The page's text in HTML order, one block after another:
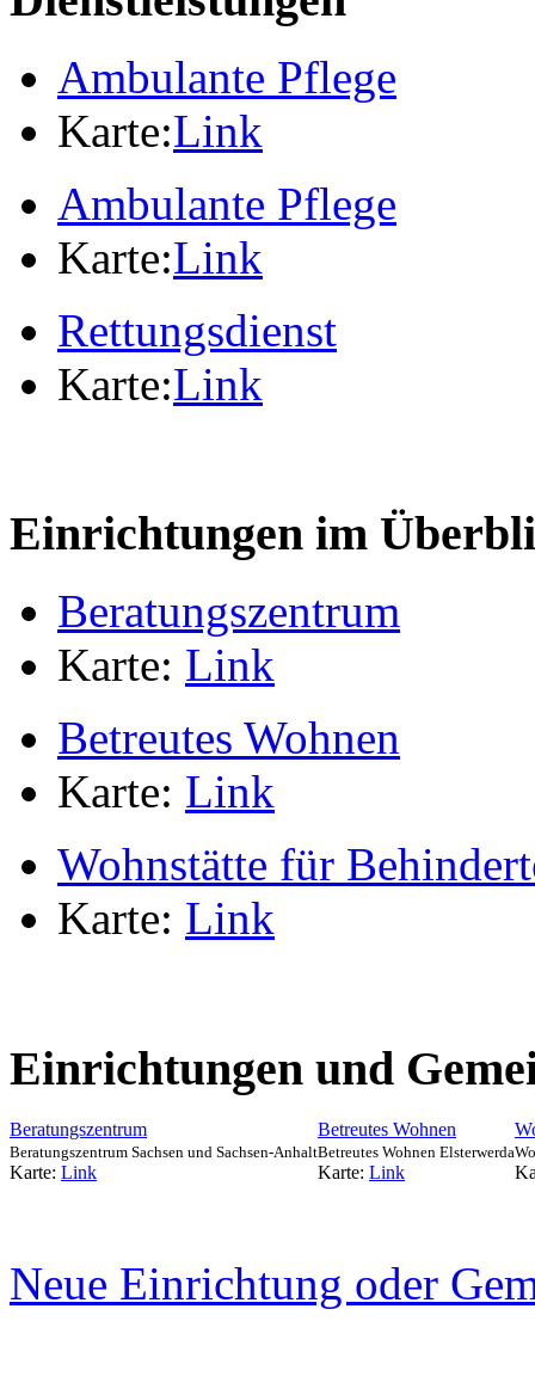
Ambulante Pflege
Karte:Link
Ambulante Pflege
Karte:Link
Rettungsdienst
Karte:Link
Einrichtungen im
Beratungszentrum
Karte: Link
Betreutes Wohnen
Karte: Link
Wohnstätte für
Karte: Link
Einrichtungen und
Beratungszentrum
Beratungszentrum Sachsen und Sachsen-Anhalt
Karte: Link
Betreutes Wohnen
Betreutes Wohnen Elsterwerda
Karte: Link
Neue Einrichtung oder